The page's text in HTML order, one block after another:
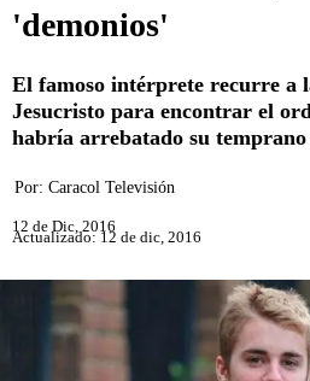
'demonios'
El famoso intérprete recurre a
Jesucristo para encontrar el
habría arrebatado su temprano
Por: Caracol Televisión
12 de Dic, 2016
Actualizado: 12 de dic, 2016